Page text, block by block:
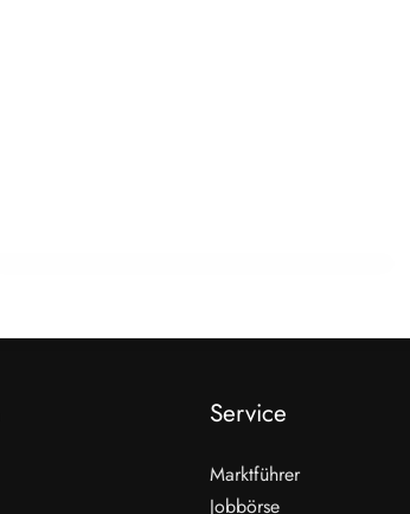
Service
Marktführer
Jobbörse